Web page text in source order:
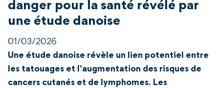
danger pour la santé révélé par
une étude danoise
01/03/2026
Une étude danoise révèle un lien potentiel entre
les tatouages et l’augmentation des risques de
cancers cutanés et de lymphomes. Les